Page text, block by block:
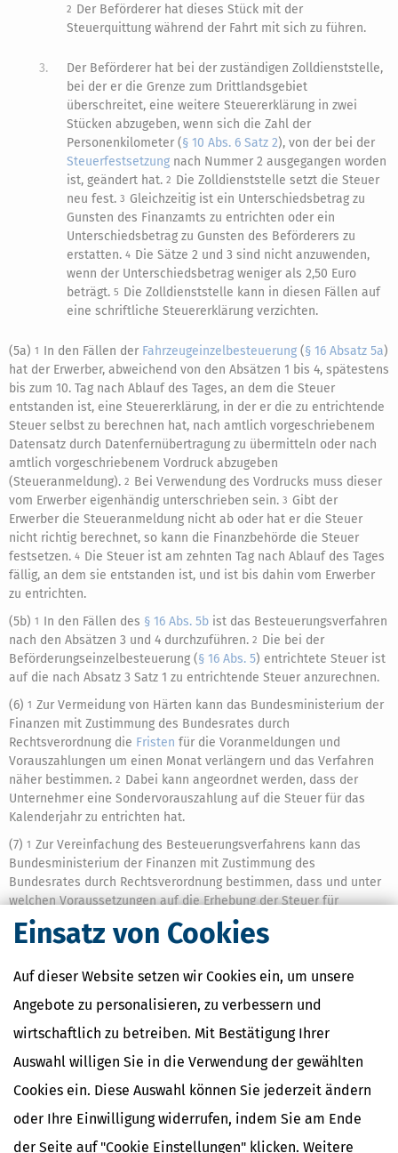
Einsatz von Cookies
Auf dieser Website setzen wir Cookies ein, um unsere
Angebote zu personalisieren, zu verbessern und
wirtschaftlich zu betreiben. Mit Bestätigung Ihrer
Auswahl willigen Sie in die Verwendung der gewählten
Cookies ein. Diese Auswahl können Sie jederzeit ändern
oder Ihre Einwilligung widerrufen, indem Sie am Ende
der Seite auf "Cookie Einstellungen" klicken. Weitere
2 Der Beförderer hat dieses Stück mit der
Steuerquittung während der Fahrt mit sich zu führen.
3.
Der Beförderer hat bei der zuständigen Zolldienststelle,
bei der er die Grenze zum Drittlandsgebiet
überschreitet, eine weitere Steuererklärung in zwei
Stücken abzugeben, wenn sich die Zahl der
Personenkilometer (§ 10 Abs. 6 Satz 2), von der bei der
Steuerfestsetzung nach Nummer 2 ausgegangen worden
ist, geändert hat.2 Die Zolldienststelle setzt die Steuer
neu fest.3 Gleichzeitig ist ein Unterschiedsbetrag zu
Gunsten des Finanzamts zu entrichten oder ein
Unterschiedsbetrag zu Gunsten des Beförderers zu
erstatten.4 Die Sätze 2 und 3 sind nicht anzuwenden,
wenn der Unterschiedsbetrag weniger als 2,50 Euro
beträgt.5 Die Zolldienststelle kann in diesen Fällen auf
eine schriftliche Steuererklärung verzichten.
(5a) 1 In den Fällen der Fahrzeugeinzelbesteuerung (§ 16 Absatz 5a)
hat der Erwerber, abweichend von den Absätzen 1 bis 4, spätestens
bis zum 10. Tag nach Ablauf des Tages, an dem die Steuer
entstanden ist, eine Steuererklärung, in der er die zu entrichtende
Steuer selbst zu berechnen hat, nach amtlich vorgeschriebenem
Datensatz durch Datenfernübertragung zu übermitteln oder nach
amtlich vorgeschriebenem Vordruck abzugeben
(Steueranmeldung). 2 Bei Verwendung des Vordrucks muss dieser
vom Erwerber eigenhändig unterschrieben sein. 3 Gibt der
Erwerber die Steueranmeldung nicht ab oder hat er die Steuer
nicht richtig berechnet, so kann die Finanzbehörde die Steuer
festsetzen. 4 Die Steuer ist am zehnten Tag nach Ablauf des Tages
fällig, an dem sie entstanden ist, und ist bis dahin vom Erwerber
zu entrichten.
(5b) 1 In den Fällen des § 16 Abs. 5b ist das Besteuerungsverfahren
nach den Absätzen 3 und 4 durchzuführen. 2 Die bei der
Beförderungseinzelbesteuerung (§ 16 Abs. 5) entrichtete Steuer ist
auf die nach Absatz 3 Satz 1 zu entrichtende Steuer anzurechnen.
(6) 1 Zur Vermeidung von Härten kann das Bundesministerium der
Finanzen mit Zustimmung des Bundesrates durch
Rechtsverordnung die Fristen für die Voranmeldungen und
Vorauszahlungen um einen Monat verlängern und das Verfahren
näher bestimmen. 2 Dabei kann angeordnet werden, dass der
Unternehmer eine Sondervorauszahlung auf die Steuer für das
Kalenderjahr zu entrichten hat.
(7) 1 Zur Vereinfachung des Besteuerungsverfahrens kann das
Bundesministerium der Finanzen mit Zustimmung des
Bundesrates durch Rechtsverordnung bestimmen, dass und unter
welchen Voraussetzungen auf die Erhebung der Steuer für
Lieferungen von Gold, Silberund Platin sowie sonstige Leistungen
im Geschäft mit diesen Edelmetallen zwischen Unternehmern, die
am Handel zugelassen sind, verzichtet werden kann. 2 Das gilt
Bundesministerium der Finanzen mit Zustimmung des
Bundesrates durch Rechtsverordnung die Vergütung der
abweichend von§ 16und von den Absätzen 1 bis 4, in einem
besonderen Verfahren regeln.2 Dabei kann auch angeordnet